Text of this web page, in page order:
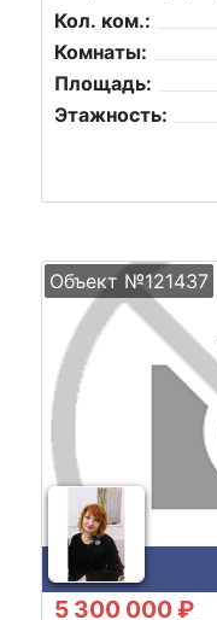
Кол. ком.:
Комнаты:
Площадь:
Этажность:
Объект №121437
5 300 000 ₽